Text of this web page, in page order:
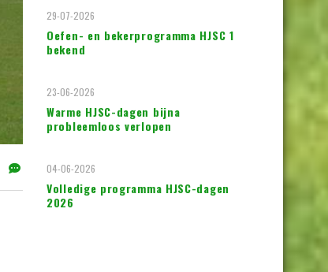
Oefen- en bekerprogramma HJSC 1
bekend
29-07-2026
Warme HJSC-dagen bijna
probleemloos verlopen
23-06-2026
Volledige programma HJSC-dagen
2026
04-06-2026